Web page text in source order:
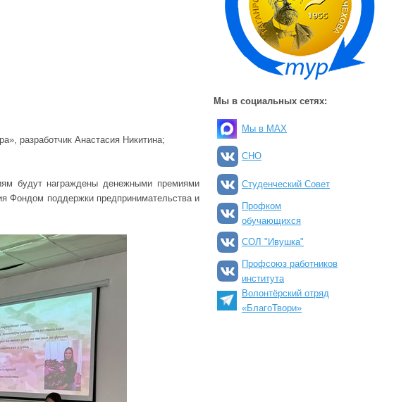
разработчик Анастасия Никитина;
будут награждены денежными премиями
Фондом поддержки предпринимательства и
Мы в социальных сетях:
Мы в MAX
СНО
Студенческий Совет
Профком
обучающихся
СОЛ "Ивушка"
Профсоюз работников
института
Волонтёрский отряд
«БлагоТвори»